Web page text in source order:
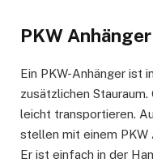
PKW
Ein PKW-Anhänger ist
zusätzlichen
leicht transportieren.
stellen mit einem PKW
Er ist einfach in der